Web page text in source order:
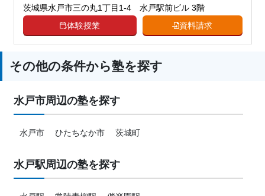
茨城県水戸市三の丸1丁目1-4 水戸駅前ビル 3階
体験授業
資料請求
その他の条件から塾を探す
水戸市周辺の塾を探す
水戸市 ひたちなか市 茨城町
水戸駅周辺の塾を探す